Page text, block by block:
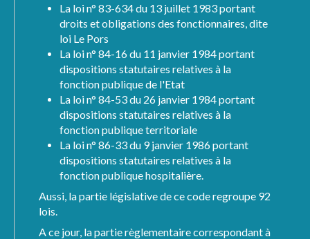
La loi n° 83-634 du 13 juillet 1983 portant
droits et obligations des fonctionnaires, dite
loi Le Pors
La loi n° 84-16 du 11 janvier 1984 portant
dispositions statutaires relatives à la
fonction publique de l'Etat
La loi n° 84-53 du 26 janvier 1984 portant
dispositions statutaires relatives à la
fonction publique territoriale
La loi n° 86-33 du 9 janvier 1986 portant
dispositions statutaires relatives à la
fonction publique hospitalière.
Aussi, la partie législative de ce code regroupe 92
lois.
A ce jour, la partie règlementaire correspondant à